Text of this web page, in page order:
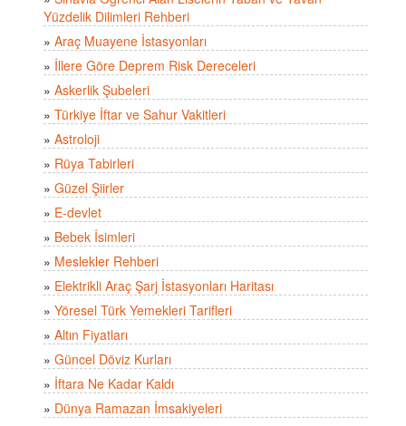
Yüzdelik Dilimleri Rehberi
» Araç Muayene İstasyonları
» İllere Göre Deprem Risk Dereceleri
» Askerlik Şubeleri
» Türkiye İftar ve Sahur Vakitleri
» Astroloji
» Rüya Tabirleri
» Güzel Şiirler
» E-devlet
» Bebek İsimleri
» Meslekler Rehberi
» Elektrikli Araç Şarj İstasyonları Haritası
» Yöresel Türk Yemekleri Tarifleri
» Altın Fiyatları
» Güncel Döviz Kurları
» İftara Ne Kadar Kaldı
» Dünya Ramazan İmsakiyeleri